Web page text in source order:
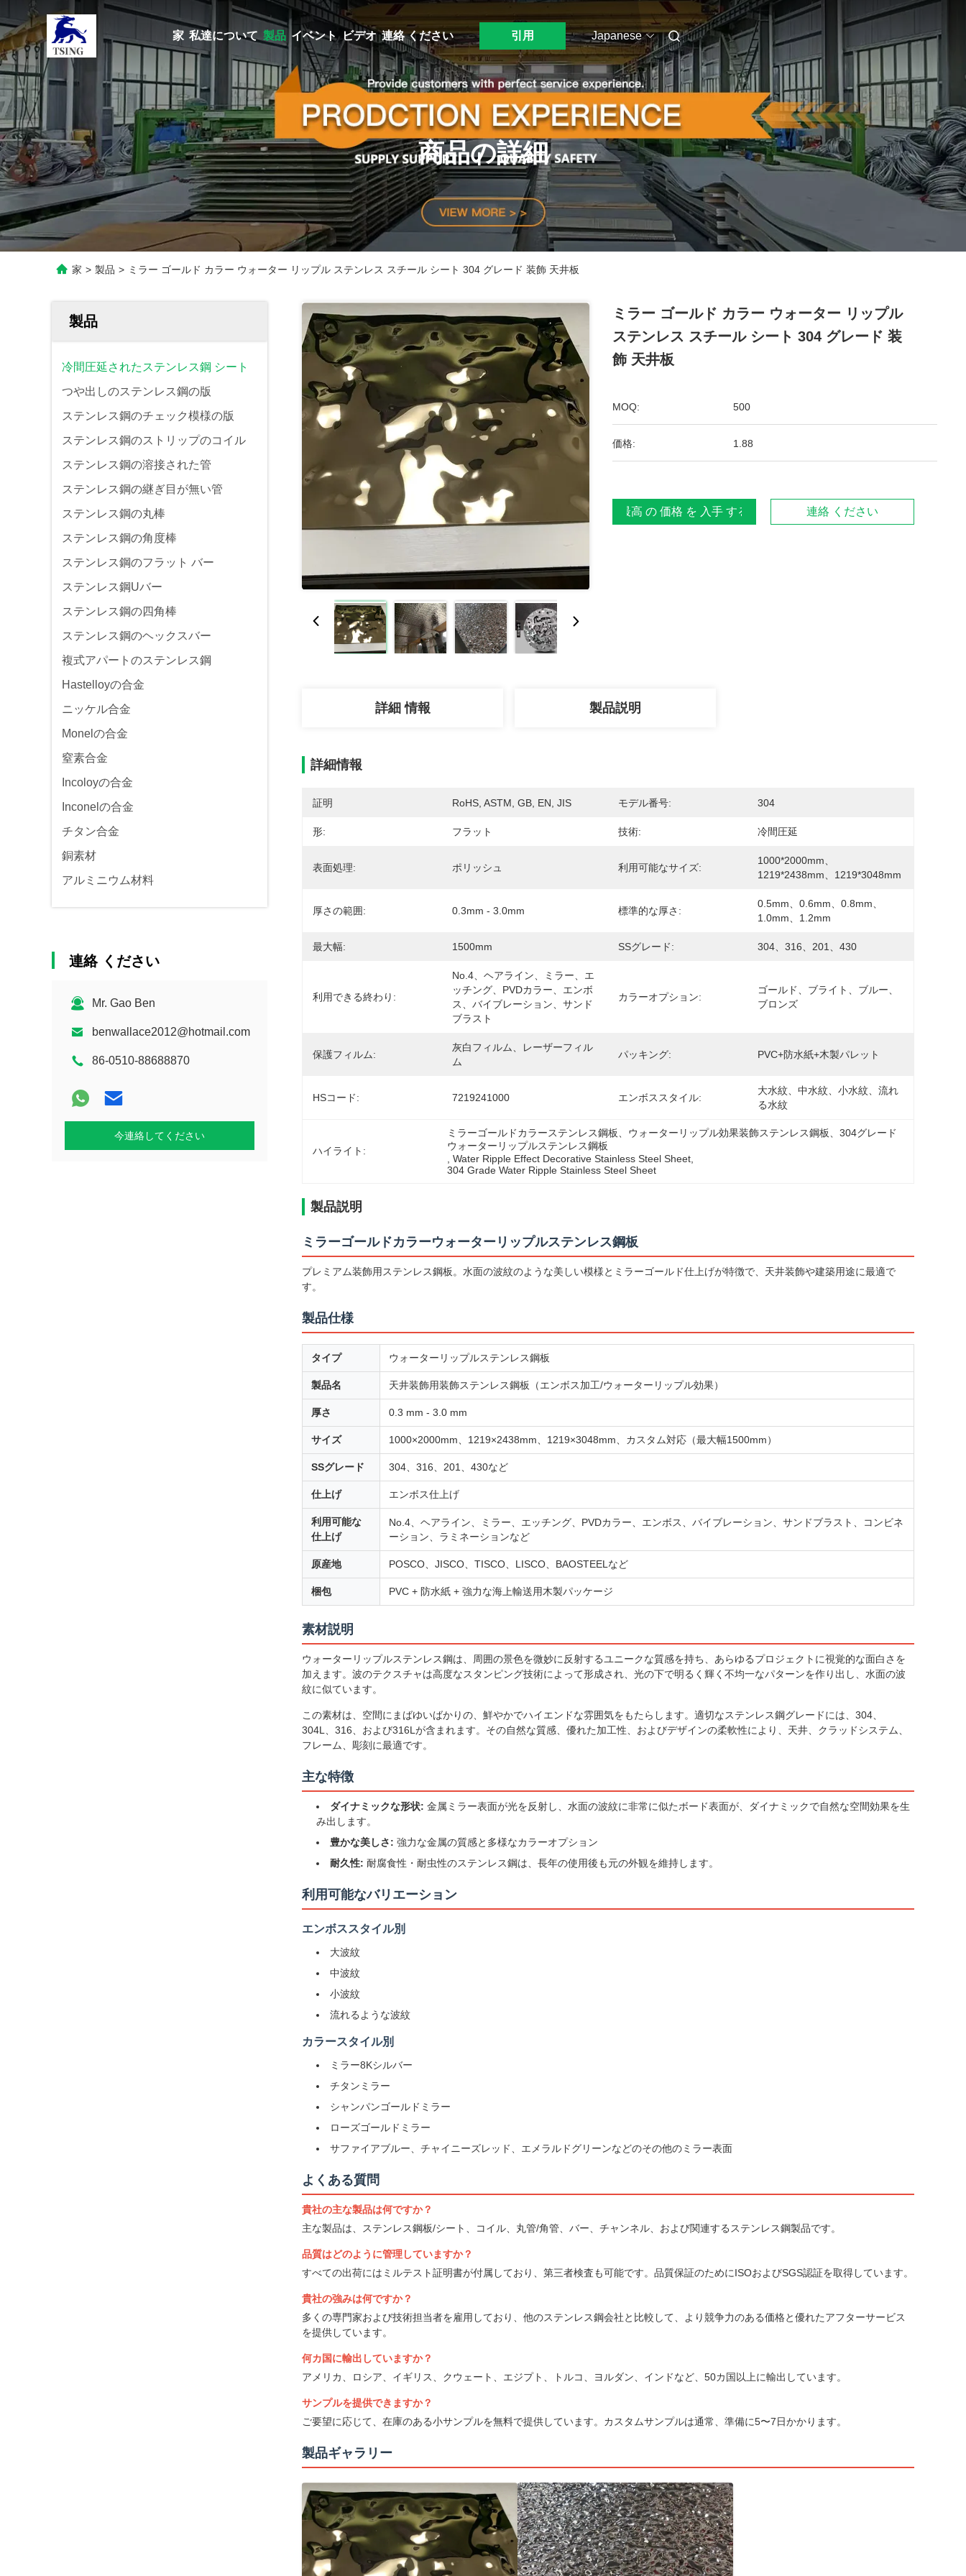
家 私達について 製品 イベント ビデオ 連絡 ください 引用 Japanese
商品の詳細
家 > 製品 > ミラー ゴールド カラー ウォーター リップル ステンレス スチール シート 304 グレード 装飾 天井板
製品
冷間圧延されたステンレス鋼 シート
つや出しのステンレス鋼の版
ステンレス鋼のチェック模様の版
ステンレス鋼のストリップのコイル
ステンレス鋼の溶接された管
ステンレス鋼の継ぎ目が無い管
ステンレス鋼の丸棒
ステンレス鋼の角度棒
ステンレス鋼のフラット バー
ステンレス鋼Uバー
ステンレス鋼の四角棒
ステンレス鋼のヘックスバー
複式アパートのステンレス鋼
Hastelloyの合金
ニッケル合金
Monelの合金
窒素合金
Incoloyの合金
Inconelの合金
チタン合金
銅素材
アルミニウム材料
連絡 ください
Mr. Gao Ben
benwallace2012@hotmail.com
86-0510-88688870
今連絡してください
ミラー ゴールド カラー ウォーター リップル
ステンレス スチール シート 304 グレード 装
飾 天井板
MOQ: 500
価格: 1.88
最高 の 価格 を 入手 する 連絡 ください
詳細 情報 製品説明
詳細情報
証明 RoHS, ASTM, GB, EN, JIS モデル番号: 304
形: フラット 技術: 冷間圧延
表面処理: ポリッシュ 利用可能なサイズ:
1000*2000mm、
1219*2438mm、1219*3048mm
厚さの範囲: 0.3mm - 3.0mm 標準的な厚さ:
0.5mm、0.6mm、0.8mm、
1.0mm、1.2mm
最大幅: 1500mm SSグレード: 304、316、201、430
利用できる終わり:
No.4、ヘアライン、ミラー、エ
ッチング、PVDカラー、エンボ
ス、バイブレーション、サンド
ブラスト
カラーオプション:
ゴールド、ブライト、ブルー、
ブロンズ
保護フィルム:
灰白フィルム、レーザーフィル
ム
パッキング: PVC+防水紙+木製パレット
HSコード: 7219241000 エンボススタイル:
大水紋、中水紋、小水紋、流れ
る水紋
ハイライト:
ミラーゴールドカラーステンレス鋼板、ウォーターリップル効果装飾ステンレス鋼板、304グレード
ウォーターリップルステンレス鋼板
, Water Ripple Effect Decorative Stainless Steel Sheet
304 Grade Water Ripple Stainless Steel Sheet
製品説明
ミラーゴールドカラーウォーターリップルステンレス鋼板
プレミアム装飾用ステンレス鋼板。水面の波紋のような美しい模様とミラーゴールド仕上げが特徴で、天井装飾や建築用途に最適で
す。
製品仕様
タイプ ウォーターリップルステンレス鋼板
製品名 天井装飾用装飾ステンレス鋼板（エンボス加工/ウォーターリップル効果）
厚さ 0.3 mm - 3.0 mm
サイズ 1000×2000mm、1219×2438mm、1219×3048mm、カスタム対応（最大幅1500mm）
SSグレード 304、316、201、430など
仕上げ エンボス仕上げ
利用可能な
仕上げ
No.4、ヘアライン、ミラー、エッチング、PVDカラー、エンボス、バイブレーション、サンドブラスト、コンビネ
ーション、ラミネーションなど
原産地 POSCO、JISCO、TISCO、LISCO、BAOSTEELなど
梱包 PVC + 防水紙 + 強力な海上輸送用木製パッケージ
素材説明
ウォーターリップルステンレス鋼は、周囲の景色を微妙に反射するユニークな質感を持ち、あらゆるプロジェクトに視覚的な面白さを
加えます。波のテクスチャは高度なスタンピング技術によって形成され、光の下で明るく輝く不均一なパターンを作り出し、水面の波
紋に似ています。
この素材は、空間にまばゆいばかりの、鮮やかでハイエンドな雰囲気をもたらします。適切なステンレス鋼グレードには、304、
304L、316、および316Lが含まれます。その自然な質感、優れた加工性、およびデザインの柔軟性により、天井、クラッドシステム、
フレーム、彫刻に最適です。
主な特徴
ダイナミックな形状: 金属ミラー表面が光を反射し、水面の波紋に非常に似たボード表面が、ダイナミックで自然な空間効果を生
み出します。
豊かな美しさ: 強力な金属の質感と多様なカラーオプション
耐久性: 耐腐食性・耐虫性のステンレス鋼は、長年の使用後も元の外観を維持します。
利用可能なバリエーション
エンボススタイル別
大波紋
中波紋
小波紋
流れるような波紋
カラースタイル別
ミラー8Kシルバー
チタンミラー
シャンパンゴールドミラー
ローズゴールドミラー
サファイアブルー、チャイニーズレッド、エメラルドグリーンなどのその他のミラー表面
よくある質問
貴社の主な製品は何ですか？
主な製品は、ステンレス鋼板/シート、コイル、丸管/角管、バー、チャンネル、および関連するステンレス鋼製品です。
品質はどのように管理していますか？
すべての出荷にはミルテスト証明書が付属しており、第三者検査も可能です。品質保証のためにISOおよびSGS認証を取得しています。
貴社の強みは何ですか？
多くの専門家および技術担当者を雇用しており、他のステンレス鋼会社と比較して、より競争力のある価格と優れたアフターサービス
を提供しています。
何カ国に輸出していますか？
アメリカ、ロシア、イギリス、クウェート、エジプト、トルコ、ヨルダン、インドなど、50カ国以上に輸出しています。
サンプルを提供できますか？
ご要望に応じて、在庫のある小サンプルを無料で提供しています。カスタムサンプルは通常、準備に5〜7日かかります。
製品ギャラリー